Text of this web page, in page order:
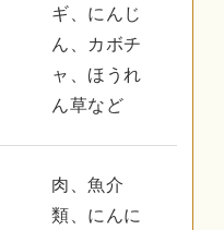
ギ、にんじ
ん、カボチ
ャ、ほうれ
ん草など
肉、魚介
類、にんに